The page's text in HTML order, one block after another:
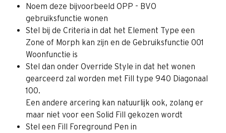
Noem deze bijvoorbeeld OPP - BVO
gebruiksfunctie wonen
Stel bij de Criteria in dat het Element Type een
Zone of Morph kan zijn en de Gebruiksfunctie 001
Woonfunctie is
Stel dan onder Override Style in dat het wonen
gearceerd zal worden met Fill type 940 Diagonaal
100.
Een andere arcering kan natuurlijk ook, zolang er
maar niet voor een Solid Fill gekozen wordt
Stel een Fill Foreground Pen in